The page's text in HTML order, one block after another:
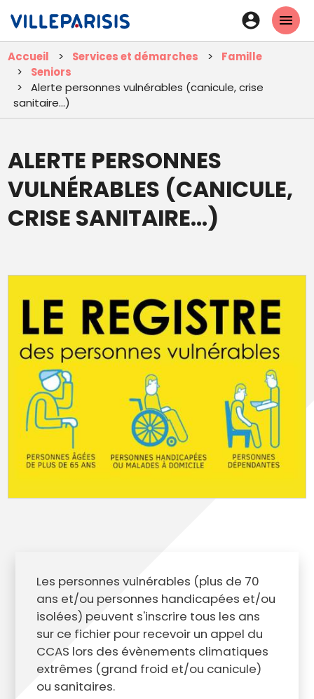
contenu
principal
En-
tête
-
Accueil Services et démarches
Famille
Seniors
Alerte personnes vulnérables (canicule, crise
sanitaire...)
ALERTE PERSONNES
VULNÉRABLES (CANICULE,
CRISE SANITAIRE...)
Les personnes vulnérables (plus de 70
ans et/ou personnes handicapées et/ou
isolées) peuvent s'inscrire tous les ans
sur ce fichier pour recevoir un appel du
CCAS lors des évènements climatiques
extrêmes (grand froid et/ou canicule)
ou sanitaires.